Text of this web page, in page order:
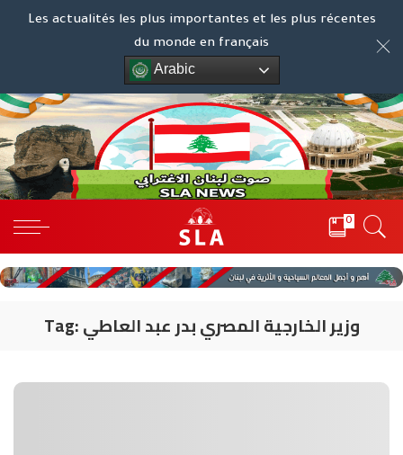
Les actualités les plus importantes et les plus récentes
du monde en français
Arabic
0
Tag:وزير الخارجية المصري بدر عبد العاطي